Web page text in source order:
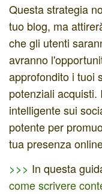
Questa strategia
tuo blog, ma
che gli utenti
avranno
approfondito i tuoi
potenziali
intelligente sui
potente per
tua presenza
>>> In questa
come scrivere